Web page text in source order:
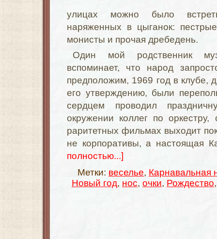
улицах можно было
наряженных в цыганок:
монисты и прочая дребедень.
Один мой родственник
вспоминает, что народ
предположим, 1969 год в клубе,
его утверждению, были
сердцем проводил
окружении коллег по
раритетных фильмах выходит
не корпоративы, а настоящая
полностью...]
Метки: веселье, Карнавальная
Новый год, нос, очки, Рождество